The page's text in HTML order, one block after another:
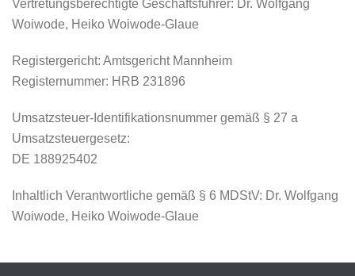
Vertretungsberechtigte Geschäftsführer: Dr. Wolfgang
Woiwode, Heiko Woiwode-Glaue
Registergericht: Amtsgericht Mannheim
Registernummer: HRB 231896
Umsatzsteuer-Identifikationsnummer gemäß § 27 a
Umsatzsteuergesetz:
DE 188925402
Inhaltlich Verantwortliche gemäß § 6 MDStV: Dr. Wolfgang
Woiwode, Heiko Woiwode-Glaue